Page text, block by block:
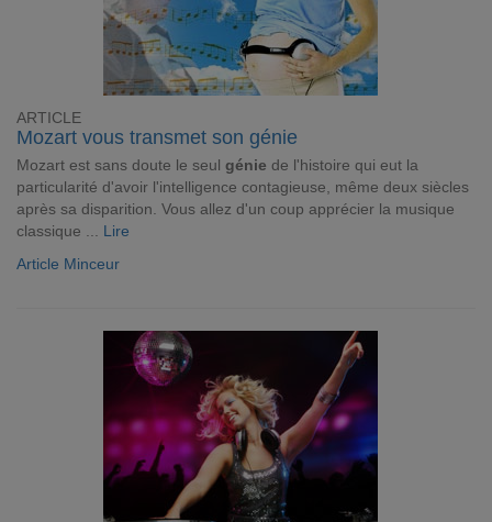
ARTICLE
Mozart vous transmet son génie
Mozart est sans doute le seul génie de l'histoire qui eut la
particularité d'avoir l'intelligence contagieuse, même deux siècles
après sa disparition. Vous allez d'un coup apprécier la musique
classique ... Lire
Article Minceur